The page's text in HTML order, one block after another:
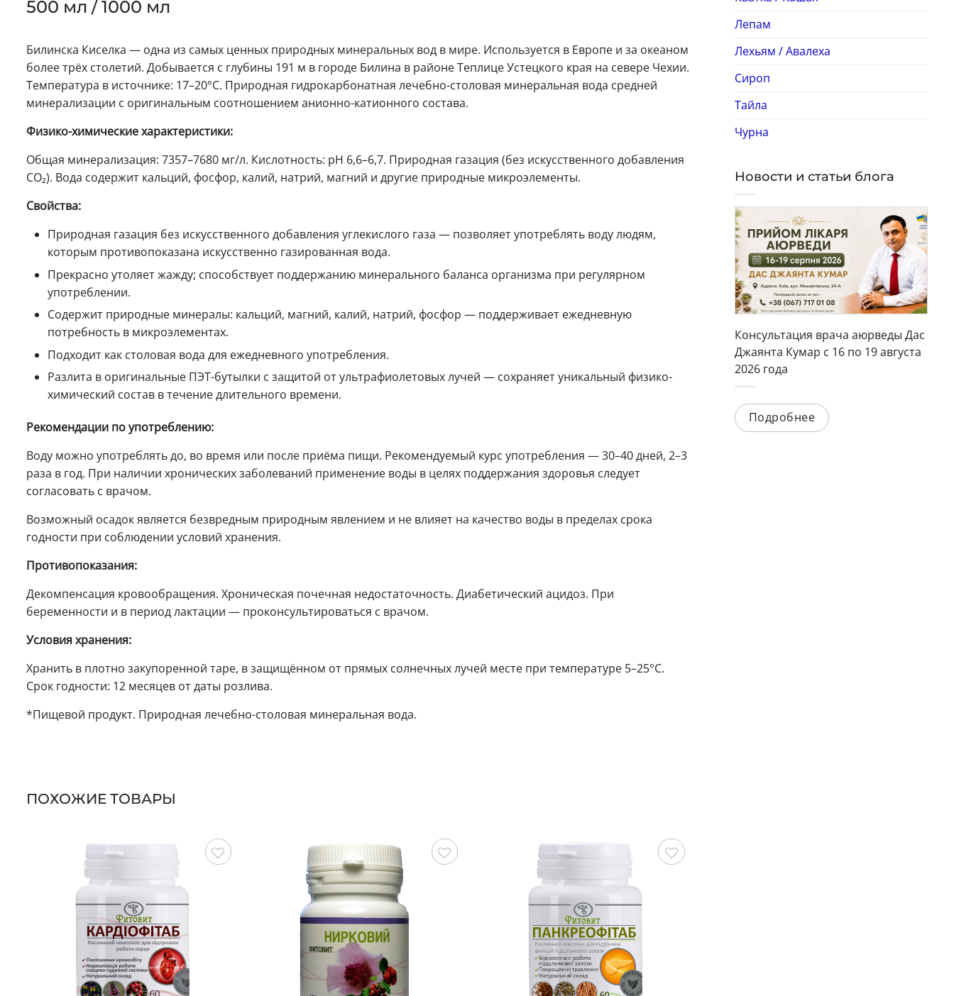
Лепам
Лехьям / Авалеха
Сироп
Тайла
Чурна
Новости и статьи блога
Консультация врача аюрведы Дас
Джаянта Кумар с 16 по 19 августа
2026 года
Подробнее
500 мл / 1000 мл
Билинска Киселка — одна из самых ценных природных минеральных вод в мире. Используется в Европе и за океаном
более трёх столетий. Добывается с глубины 191 м в городе Билина в районе Теплице Устецкого края на севере Чехии.
Температура в источнике: 17–20°C. Природная гидрокарбонатная лечебно-столовая минеральная вода средней
минерализации с оригинальным соотношением анионно-катионного состава.
Физико-химические характеристики:
Общая минерализация: 7357–7680 мг/л. Кислотность: рН 6,6–6,7. Природная газация (без искусственного добавления
CO₂). Вода содержит кальций, фосфор, калий, натрий, магний и другие природные микроэлементы.
Свойства:
Природная газация без искусственного добавления углекислого газа — позволяет употреблять воду людям,
которым противопоказана искусственно газированная вода.
Прекрасно утоляет жажду; способствует поддержанию минерального баланса организма при регулярном
употреблении.
Содержит природные минералы: кальций, магний, калий, натрий, фосфор — поддерживает ежедневную
потребность в микроэлементах.
Подходит как столовая вода для ежедневного употребления.
Разлита в оригинальные ПЭТ-бутылки с защитой от ультрафиолетовых лучей — сохраняет уникальный физико-
химический состав в течение длительного времени.
Рекомендации по употреблению:
Воду можно употреблять до, во время или после приёма пищи. Рекомендуемый курс употребления — 30–40 дней, 2–3
раза в год. При наличии хронических заболеваний применение воды в целях поддержания здоровья следует
согласовать с врачом.
Возможный осадок является безвредным природным явлением и не влияет на качество воды в пределах срока
годности при соблюдении условий хранения.
Противопоказания:
Декомпенсация кровообращения. Хроническая почечная недостаточность. Диабетический ацидоз. При
беременности и в период лактации — проконсультироваться с врачом.
Условия хранения:
Хранить в плотно закупоренной таре, в защищённом от прямых солнечных лучей месте при температуре 5–25°C.
Срок годности: 12 месяцев от даты розлива.
*Пищевой продукт. Природная лечебно-столовая минеральная вода.
ПОХОЖИЕ ТОВАРЫ
Сохранить Сохранить Сохранить